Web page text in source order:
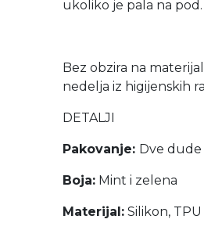
ukoliko je pala na pod.
Bez obzira na
nedelja iz higijenskih
DETALJI
Pakovanje: Dve
Boja: Mint i zelena
Materijal: Silikon, TPU